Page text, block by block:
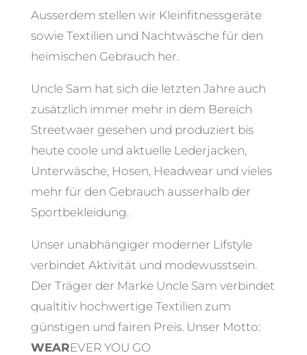
Ausserdem stellen wir Kleinfitnessgeräte
sowie Textilien und Nachtwäsche für den
heimischen Gebrauch her.
Uncle Sam hat sich die letzten Jahre auch
zusätzlich immer mehr in dem Bereich
Streetwaer gesehen und produziert bis
heute coole und aktuelle Lederjacken,
Unterwäsche, Hosen, Headwear und vieles
mehr für den Gebrauch ausserhalb der
Sportbekleidung.
Unser unabhängiger moderner Lifstyle
verbindet Aktivität und modewusstsein.
Der Träger der Marke Uncle Sam verbindet
qualtitiv hochwertige Textilien zum
günstigen und fairen Preis. Unser Motto:
WEAREVER YOU GO